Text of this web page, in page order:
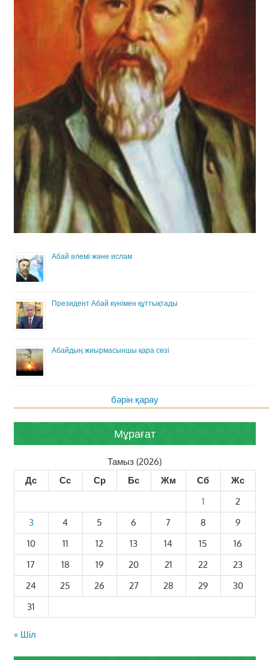
Абай әлемі және ислам
Президент Абай күнімен құттықтады
Абайдың жиырмасыншы қара сөзі
бәрін қарау
Мұрағат
Тамыз (2026)
Дс
Сс Ср Бс Жм Сб
Жс
1
2
3
4 5 6 7 8
9
10
11 12 13 14 15
16
17
18 19 20 21 22
23
24
25 26 27 28 29
30
31
« Шіл